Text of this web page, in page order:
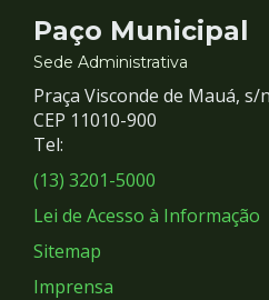
Contato
e
Redes
Sociais
Paço Municipal
Sede Administrativa
Praça Visconde de Mauá, s/
CEP 11010-900
Tel:
(13) 3201-5000
Lei de Acesso à Informação
Sitemap
Imprensa